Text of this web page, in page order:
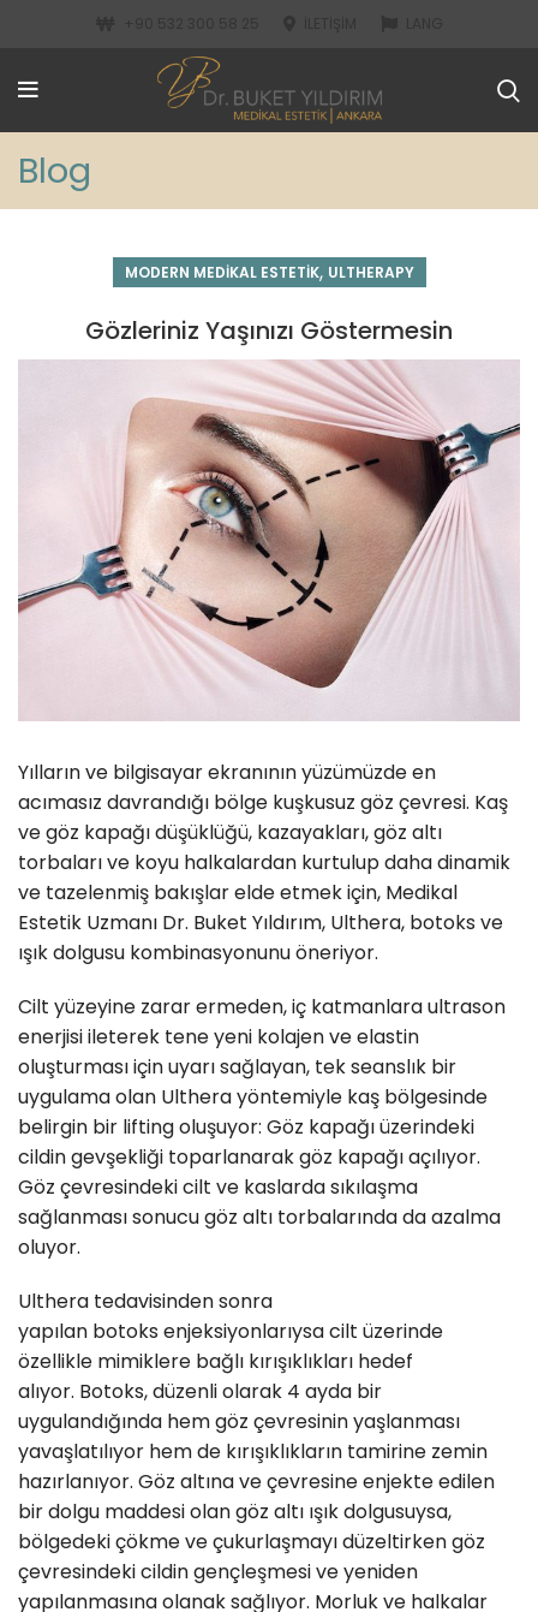
Blog
MODERN MEDIKAL ESTETIK, ULTHERAPY
Gözleriniz Yaşınızı Göstermesin
Yılların ve bilgisayar ekranının yüzümüzde en
acımasız davrandığı bölge kuşkusuz göz çevresi. Kaş
ve göz kapağı düşüklüğü, kazayakları, göz altı
torbaları ve koyu halkalardan kurtulup daha dinamik
ve tazelenmiş bakışlar elde etmek için, Medikal
Estetik Uzmanı Dr. Buket Yıldırım, Ulthera, botoks ve
ışık dolgusu kombinasyonunu öneriyor.
Cilt yüzeyine zarar ermeden, iç katmanlara ultrason
enerjisi ileterek tene yeni kolajen ve elastin
oluşturması için uyarı sağlayan, tek seanslık bir
uygulama olan Ulthera yöntemiyle kaş bölgesinde
belirgin bir lifting oluşuyor: Göz kapağı üzerindeki
cildin gevşekliği toparlanarak göz kapağı açılıyor.
Göz çevresindeki cilt ve kaslarda sıkılaşma
sağlanması sonucu göz altı torbalarında da azalma
oluyor.
Ulthera tedavisinden sonra
yapılan botoks enjeksiyonlarıysa cilt üzerinde
özellikle mimiklere bağlı kırışıklıkları hedef
alıyor. Botoks, düzenli olarak 4 ayda bir
uygulandığında hem göz çevresinin yaşlanması
yavaşlatılıyor hem de kırışıklıkların tamirine zemin
hazırlanıyor. Göz altına ve çevresine enjekte edilen
bir dolgu maddesi olan göz altı ışık dolgusuysa,
bölgedeki çökme ve çukurlaşmayı düzeltirken göz
çevresindeki cildin gençleşmesi ve yeniden
yapılanmasına olanak sağlıyor. Morluk ve halkalar